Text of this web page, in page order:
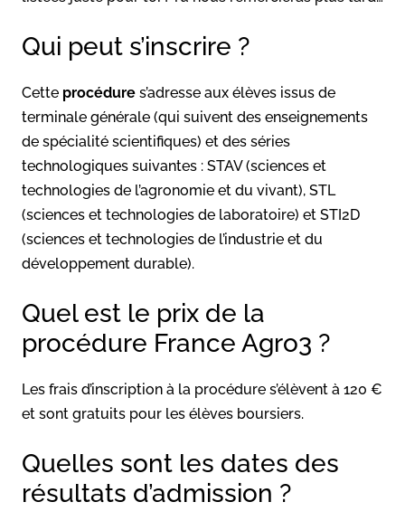
Qui peut s’inscrire ?
Cette procédure s’adresse aux élèves issus de
terminale générale (qui suivent des enseignements
de spécialité scientifiques) et des séries
technologiques suivantes : STAV (sciences et
technologies de l’agronomie et du vivant), STL
(sciences et technologies de laboratoire) et STI2D
(sciences et technologies de l’industrie et du
développement durable).
Quel est le prix de la
procédure France Agro3 ?
Les frais d’inscription à la procédure s’élèvent à 120 €
et sont gratuits pour les élèves boursiers.
Quelles sont les dates des
résultats d’admission ?